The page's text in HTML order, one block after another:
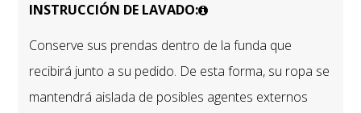
INSTRUCCIÓN DE LAVADO:
Conserve sus prendas dentro de la funda que
recibirá junto a su pedido. De esta forma, su ropa se
mantendrá aislada de posibles agentes externos